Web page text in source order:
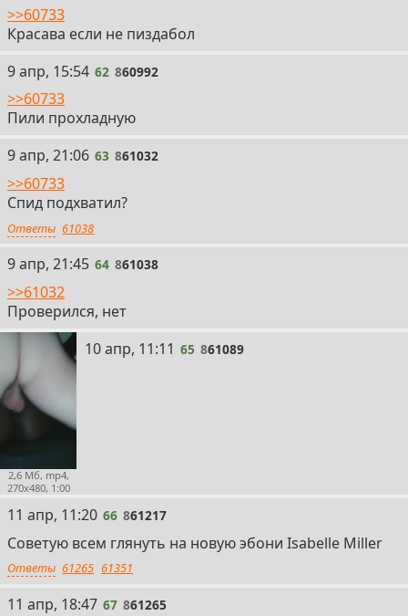
>>60733
Красава если не пиздабол
62
9 апр, 15:54 62 860992
>>60733
Пили прохладную
63
9 апр, 21:06 63 861032
>>60733
Спид подхватил?
Ответы 61038
64
9 апр, 21:45 64 861038
>>61032
Проверился, нет
2,6 Мб, mp4,
270x480, 1:00
65
10 апр, 11:11 65 861089
66
11 апр, 11:20 66 861217
Советую всем глянуть на новую эбони Isabelle Miller
Ответы 61265 61351
67
11 апр, 18:47 67 861265